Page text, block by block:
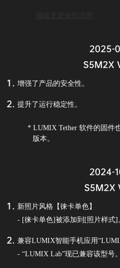
2025-
S5M2X
增强了产品的安全性。
提升了运行稳定性。
* LUMIX Tether 软件的固件
版本。
2024-
S5M2X
新照片风格【徕卡单色】
- [徕卡单色]被添加到[照片样式]
兼容LUMIX智能手机应用
- “LUMIX Lab”现已兼容该型号。